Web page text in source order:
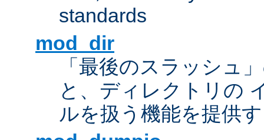
standards
mod_dir
「最後のスラッシュ
と、ディレクトリの
ルを扱う機能を提供